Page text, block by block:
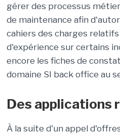
gérer des processus
de maintenance afin
cahiers des charges
d'expérience sur certains
encore les fiches de
domaine SI back office au
Des applications
À la suite d'un appel